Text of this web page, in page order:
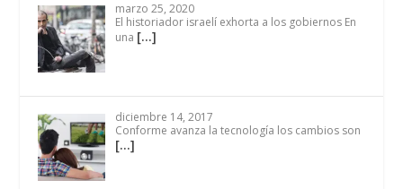
marzo 25, 2020
El historiador israelí exhorta a los gobiernos En
una […]
diciembre 14, 2017
Conforme avanza la tecnología los cambios son
[…]